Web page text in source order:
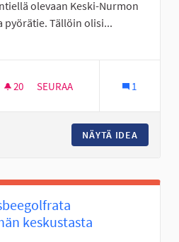
olevaan Keski-Nurmon
pyörätie. Tällöin olisi...
Itäinen Seinäjoki
20 20 SEURAAJAA
SEURAA 1
NÄYTÄ IDEA
keskustasta